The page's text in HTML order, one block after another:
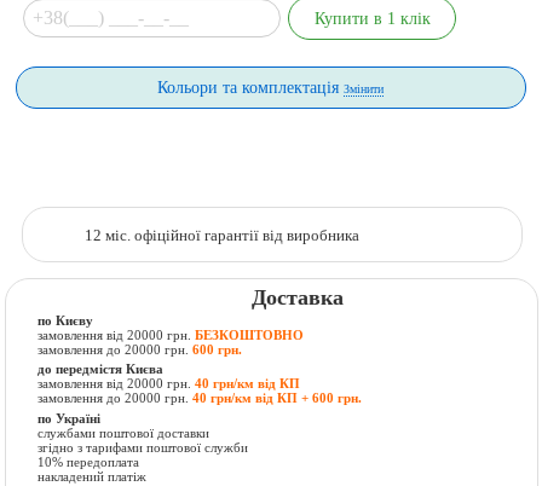
Кольори та комплектаціяЗмінити
12 міс. офіційної гарантії від виробника
Доставка
по Києву
замовлення від 20000 грн.БЕЗКОШТОВНО
замовлення до 20000 грн.600 грн.
до передмістя Києва
замовлення від 20000 грн.40 грн/км від КП
замовлення до 20000 грн.40 грн/км від КП + 600 грн.
по Україні
службами поштової доставки
згідно з тарифами поштової служби
10% передоплата
накладений платіж